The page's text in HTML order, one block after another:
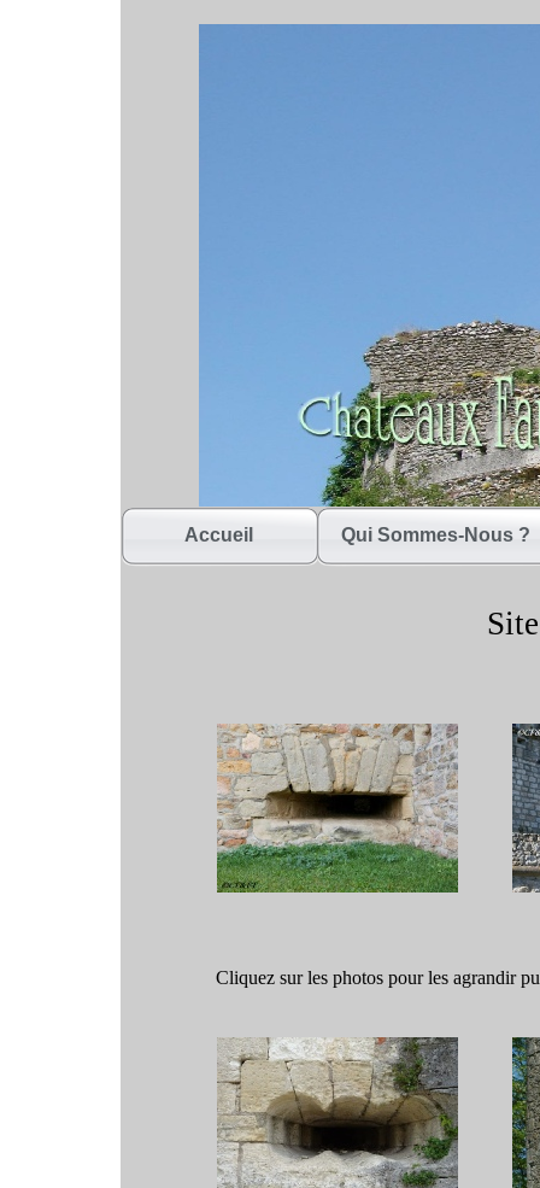
Accueil Qui Sommes-Nous ?
Cliquez sur les photos pour les